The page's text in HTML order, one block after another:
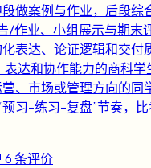
做案例与作业，后段综
/作业、小组展示与期末
表达、论证逻辑和交付
表达和协作能力的商科学
、市场或管理方向的同
习-练习-复盘”节奏，
6条评价